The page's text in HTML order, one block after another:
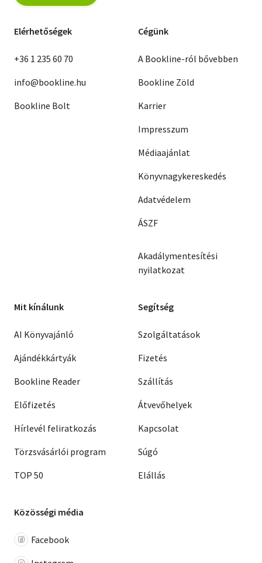
Elérhetőségek
+36 1 235 60 70
info@bookline.hu
Bookline Bolt
Cégünk
A Bookline-ról bővebben
Bookline Zöld
Karrier
Impresszum
Médiaajánlat
Könyvnagykereskedés
Adatvédelem
ÁSZF
Akadálymentesítési
nyilatkozat
Mit kínálunk
AI Könyvajánló
Ajándékkártyák
Bookline Reader
Előfizetés
Hírlevél feliratkozás
Törzsvásárlói program
TOP 50
Segítség
Szolgáltatások
Fizetés
Szállítás
Átvevőhelyek
Kapcsolat
Súgó
Elállás
Közösségi média
Facebook